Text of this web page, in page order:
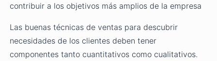
contribuir a los objetivos más amplios de la empresa
Las buenas técnicas de ventas para descubrir
necesidades de los clientes deben tener
componentes tanto cuantitativos como cualitativos.